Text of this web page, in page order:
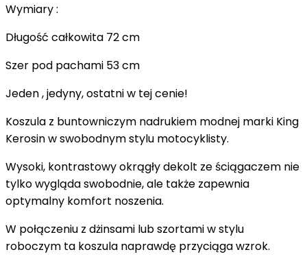
Wymiary :
Długość całkowita 72 cm
Szer pod pachami 53 cm
Jeden , jedyny, ostatni w tej cenie!
Koszula z buntowniczym nadrukiem modnej marki King
Kerosin w swobodnym stylu motocyklisty.
Wysoki, kontrastowy okrągły dekolt ze ściągaczem nie
tylko wygląda swobodnie, ale także zapewnia
optymalny komfort noszenia.
W połączeniu z dżinsami lub szortami w stylu
roboczym ta koszula naprawdę przyciąga wzrok.